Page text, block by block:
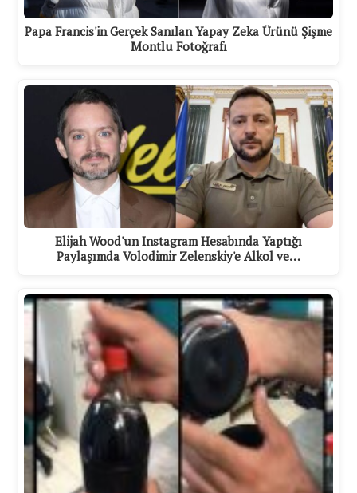
Papa Francis'in Gerçek Sanılan Yapay Zeka Ürünü Şişme
Montlu Fotoğrafı
Elijah Wood'un Instagram Hesabında Yaptığı
Paylaşımda Volodimir Zelenskiy'e Alkol ve…